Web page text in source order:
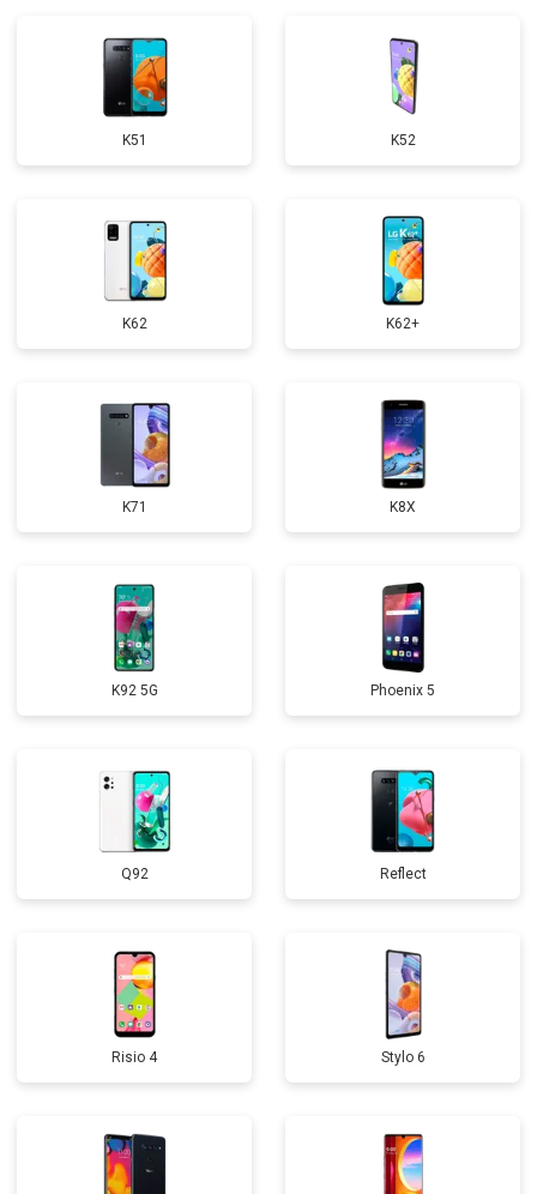
K51 K52
K62 K62+
K71 K8X
K92 5G Phoenix 5
Q92 Reflect
Risio 4 Stylo 6